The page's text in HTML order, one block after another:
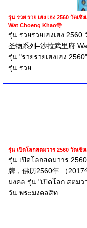
รุ่น รวย รวย เฮง เฮง 2560 วัดเชิ
Wat Choeng Khao寺
รุ่น รวยรวยเฮงเฮง 2560
圣物系列–沙拉武里府
รุ่น "รวยรวยเฮงเฮง
รุ่น รวย...
รุ่น เปิดโลกสตมวาร 2560 วัดเชิง
รุ่น เปิดโลกสตมวาร 2560
牌，佛历2560年 （
มงคล รุ่น "เปิดโลก สตมว
วัน พระมงคลสิท...